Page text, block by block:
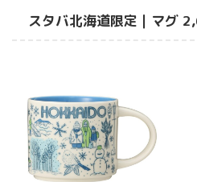
スタバ北海道限定｜マグ